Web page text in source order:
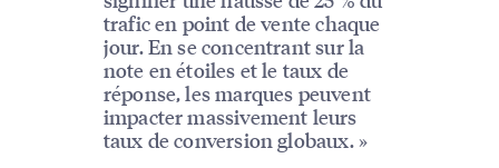
trafic en point de vente chaque
jour. En se concentrant sur la
note en étoiles et le taux de
réponse, les marques peuvent
impacter massivement leurs
taux de conversion globaux. »